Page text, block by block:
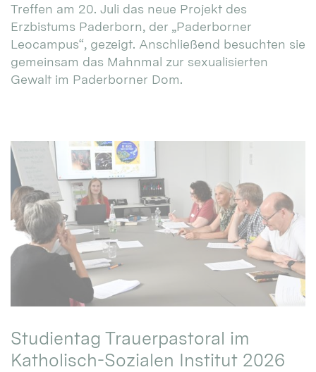
Treffen am 20. Juli das neue Projekt des
Erzbistums Paderborn, der „Paderborner
Leocampus“, gezeigt. Anschließend besuchten sie
gemeinsam das Mahnmal zur sexualisierten
Gewalt im Paderborner Dom.
Studientag Trauerpastoral im
Katholisch-Sozialen Institut 2026